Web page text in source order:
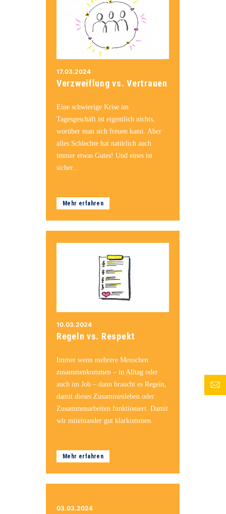
17.03.2024
Verzweiflung vs. Vertrauen
Eine schwierige Krise im
Tagesgeschäft ist eigentlich nichts,
worüber man sich freuen kann. Aber
alles Schlechte hat natürlich auch
immer etwas Gutes! Und eines ist
sicher...
Mehr erfahren
10.03.2024
Regeln vs. Respekt
Immer wenn mehrere Menschen
zusammenkommen – in Alltag oder
auch im Job – dann braucht es Regeln,
damit dieses Zusammenleben oder
Zusammenarbeiten funktioniert. Damit
wir miteinander gut klarkommen.
Mehr erfahren
03.03.2024